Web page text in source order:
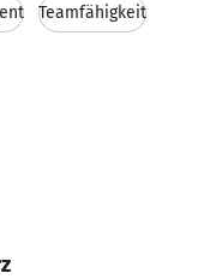
Teamfähigkeit